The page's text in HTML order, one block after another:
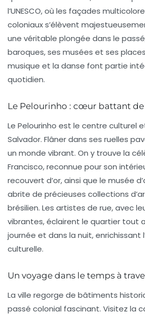
l’UNESCO, où les façades
coloniaux s’élèvent
une véritable plongée dans le
baroques, ses musées et ses
musique et la danse font partie
quotidien.
Le Pelourinho : cœur battant de
Le Pelourinho est le centre culturel
Salvador. Flâner dans ses ruelles
un monde vibrant. On y trouve la
Francisco, reconnue pour son
recouvert d’or, ainsi que le musée
abrite de précieuses collections
brésilien. Les artistes de rue, avec
vibrantes, éclairent le quartier tout
journée et dans la nuit, enrichissant
culturelle.
Un voyage dans le temps à
La ville regorge de bâtiments
passé colonial fascinant. Visitez la